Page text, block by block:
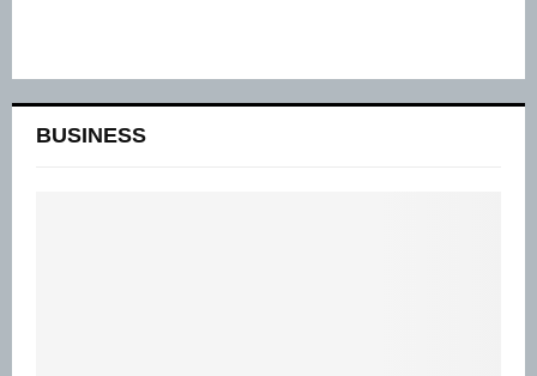
BUSINESS